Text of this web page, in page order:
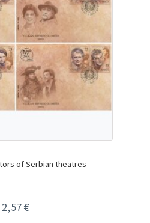
of Serbian theatres
2,57€